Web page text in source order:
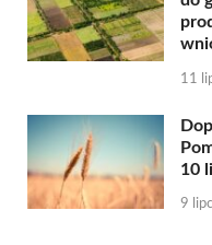
11
10
9